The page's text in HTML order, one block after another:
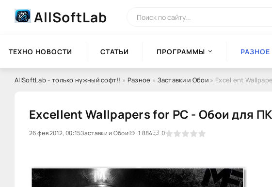
AllSoftLab
ТЕХНО НОВОСТИ СТАТЬИ ПРОГРАММЫ РАЗНОЕ
AllSoftLab - только нужный софт!! » Разное » Заставки и Обои » Excellent
Excellent Wallpapers for PC - Обои для
26 фев 2012, 00:15Заставки и Обои 1 884 0
0 1 2 3 4 5